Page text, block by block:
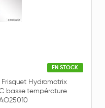
EN STOCK
Hydromotrix
basse température